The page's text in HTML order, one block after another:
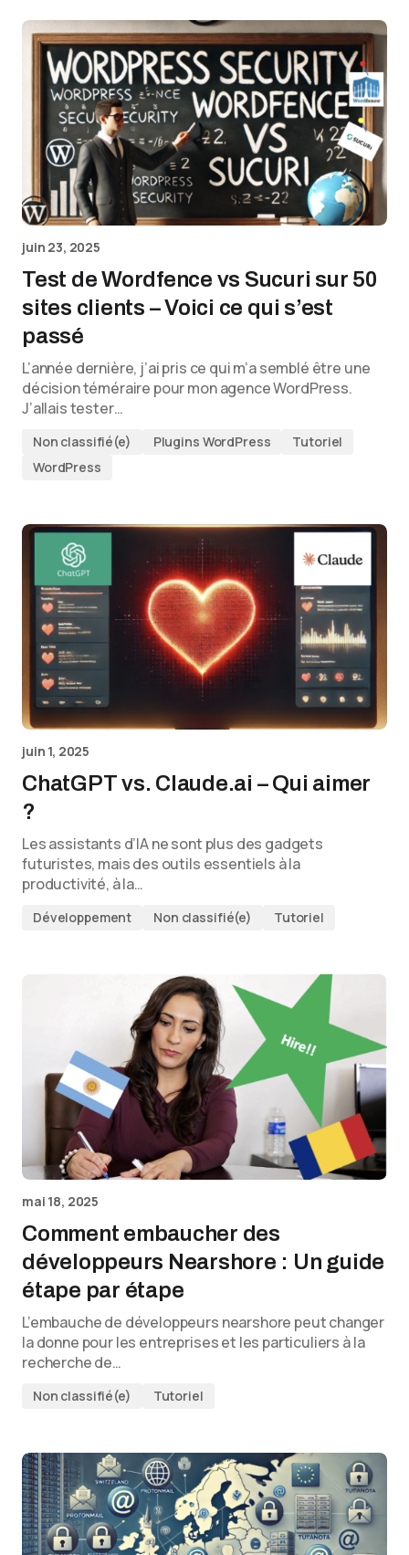
juin 23, 2025
Test de Wordfence vs Sucuri sur 50
sites clients – Voici ce qui s’est
passé
L’année dernière, j’ai pris ce qui m’a semblé être une
décision téméraire pour mon agence WordPress.
J’allais tester…
Non classifié(e) Plugins WordPress
Tutoriel
WordPress
juin 1, 2025
ChatGPT vs. Claude.ai – Qui aimer
?
Les assistants d’IA ne sont plus des gadgets
futuristes, mais des outils essentiels à la
productivité, à la…
Développement Non classifié(e) Tutoriel
mai 18, 2025
Comment embaucher des
développeurs Nearshore : Un guide
étape par étape
L’embauche de développeurs nearshore peut changer
la donne pour les entreprises et les particuliers à la
recherche de…
Non classifié(e) Tutoriel